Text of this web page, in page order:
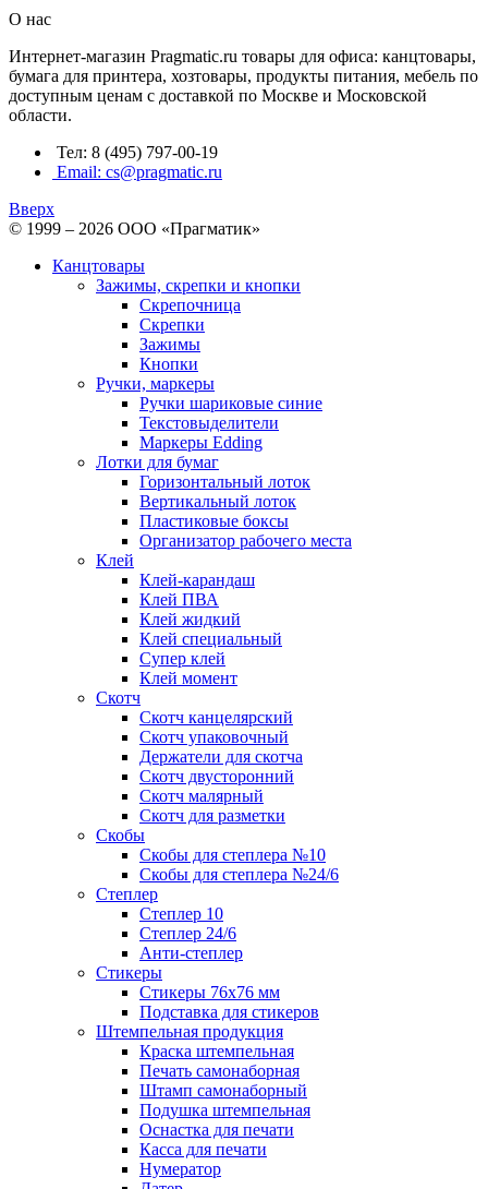
О нас
Интернет-магазин Pragmatic.ru товары для офиса: канцтовары,
бумага для принтера, хозтовары, продукты питания, мебель по
доступным ценам с доставкой по Москве и Московской
области.
Тел: 8 (495) 797-00-19
Email: cs@pragmatic.ru
Вверх
© 1999 – 2026 ООО «Прагматик»
Канцтовары
Зажимы, скрепки и кнопки
Скрепочница
Скрепки
Зажимы
Кнопки
Ручки, маркеры
Ручки шариковые синие
Текстовыделители
Маркеры Edding
Лотки для бумаг
Горизонтальный лоток
Вертикальный лоток
Пластиковые боксы
Организатор рабочего места
Клей
Клей-карандаш
Клей ПВА
Клей жидкий
Клей специальный
Супер клей
Клей момент
Скотч
Скотч канцелярский
Скотч упаковочный
Держатели для скотча
Скотч двусторонний
Скотч малярный
Скотч для разметки
Скобы
Скобы для степлера №10
Скобы для степлера №24/6
Степлер
Степлер 10
Степлер 24/6
Анти-степлер
Стикеры
Стикеры 76x76 мм
Подставка для стикеров
Штемпельная продукция
Краска штемпельная
Печать самонаборная
Штамп самонаборный
Подушка штемпельная
Оснастка для печати
Касса для печати
Нумератор